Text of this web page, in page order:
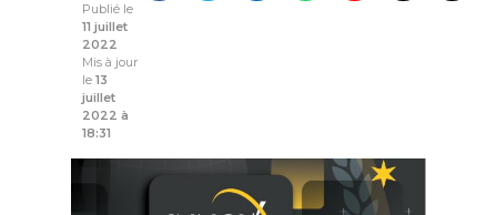
Publié le
11 juillet
2022
Mis à jour
le 13
juillet
2022 à
18:31